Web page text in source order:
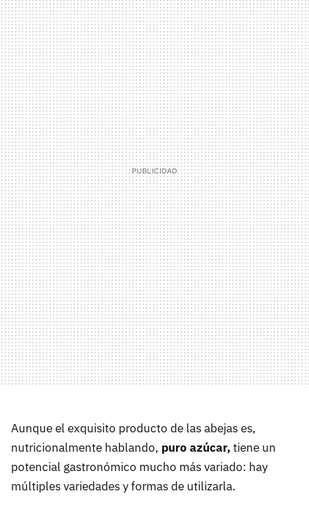
Aunque el exquisito producto de las abejas es,
nutricionalmente hablando, puro azúcar,tiene un
potencial gastronómico mucho más variado: hay
múltiples variedades y formas de utilizarla.